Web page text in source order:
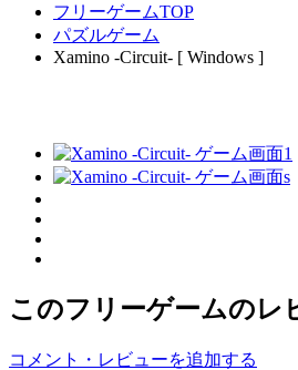
フリーゲームTOP
パズルゲーム
Xamino -Circuit- [ Windows ]
このフリーゲームのレ
コメント・レビューを追加する